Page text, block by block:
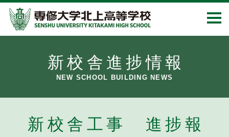
新校舎進捗情報
NEW SCHOOL BUILDING NEWS
新校舎工事 進捗報